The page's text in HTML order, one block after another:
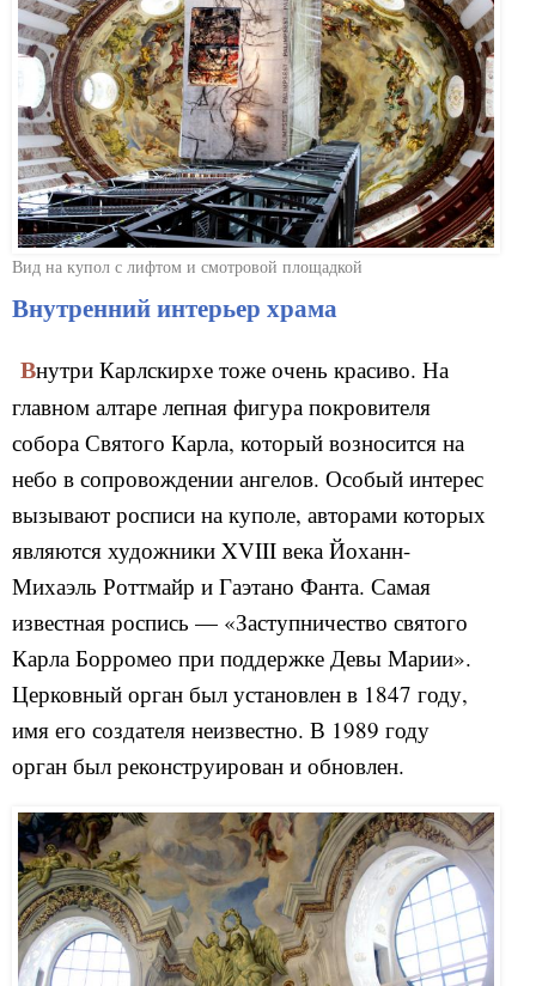
Вид на купол с лифтом и смотровой площадкой
Внутренний интерьер храма
Внутри Карлскирхе тоже очень красиво. На
главном алтаре лепная фигура покровителя
собора Святого Карла, который возносится на
небо в сопровождении ангелов. Особый интерес
вызывают росписи на куполе, авторами которых
являются художники XVIII века Йоханн-
Михаэль Роттмайр и Гаэтано Фанта. Самая
известная роспись — «Заступничество святого
Карла Борромео при поддержке Девы Марии».
Церковный орган был установлен в 1847 году,
имя его создателя неизвестно. В 1989 году
орган был реконструирован и обновлен.